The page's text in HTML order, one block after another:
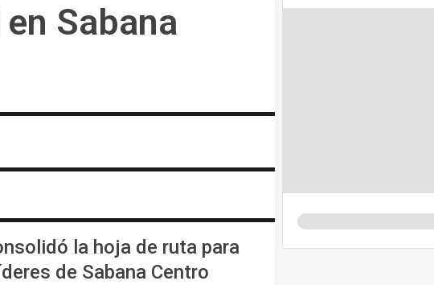
Sabana
la hoja de ruta para
de Sabana Centro